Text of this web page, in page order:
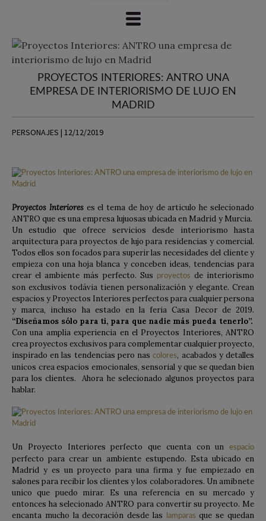
PROYECTOS INTERIORES: ANTRO UNA
EMPRESA DE INTERIORISMO DE LUJO EN
MADRID
PERSONAJES | 12/12/2019
Proyectos Interioreses el tema de hoy de articulo he selecionado
ANTRO que es una empresa lujuosas ubicada en Madrid y Murcia.
Un estudio que ofrece servicios desde interiorismo hasta
arquitectura para proyectos de lujo para residencias y comercial.
Todos ellos son focados para superir las necesidades del cliente y
empieza con una hoja blanca y conceben ideas, tendencias para
crear el ambiente más perfecto. Sus
proyectos de interiorismo
son exclusivos todávia tienen personalización y elegante. Crean
espacios y Proyectos Interiores perfectos para cualquier persona
y marca, incluso ha estado en la feria Casa Decor de 2019.
“Diseñamos sólo para ti, para que nadie más pueda tenerlo”.
Con una amplia experiencia en el Proyectos Interiores, ANTRO
crea proyectos exclusivos para complementar cualquier proyecto,
inspirado en las tendencias pero nascolores, acabados y detalles
unicos crea espacios emocionales, sensorial y que se quedan bien
para los clientes. Ahora he selecionado algunos proyectos para
hablar.
Un Proyecto Interiores perfecto que cuenta con un espacio
perfecto para crear un ambiente estupendo. Esta ubicado en
Madrid y es un proyecto para una firma y fue empiezado en
salones para recibir los clientes y los colaboradores. Un amibnete
unico que puedo mirar. Es una referencia en su mercado y
entonces ha selecionado ANTRO para convertir su proyecto. Me
encanta mucho la decoración desde las
lamparas que se quedan